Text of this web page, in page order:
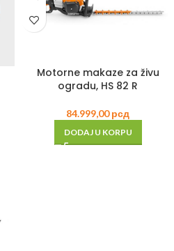
Motorne makaze za živu
ogradu, HS 82 R
84.999,00рсд
DODAJ U KORPU